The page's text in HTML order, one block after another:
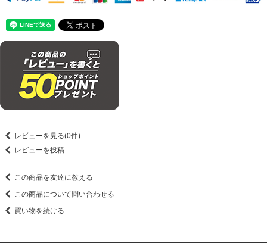
レビューを見る(0件)
レビューを投稿
この商品を友達に教える
この商品について問い合わせる
買い物を続ける